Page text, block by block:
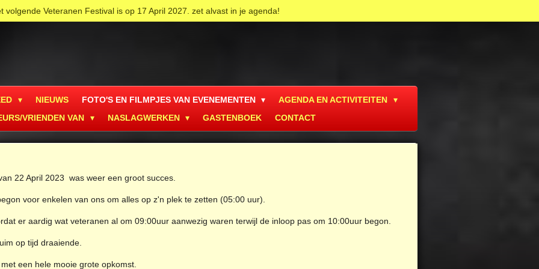
volgende Veteranen Festival is op 17 April 2027. zet alvast in je agenda!
NIEUWS FOTO'S EN FILMPJES VAN EVENEMENTEN
AGENDA EN ACTIVITEITEN
VRIENDEN VAN
NASLAGWERKEN GASTENBOEK CONTACT
22 April 2023 was weer een groot succes.
voor enkelen van ons om alles op z'n plek te zetten (05:00 uur).
er aardig wat veteranen al om 09:00uur aanwezig waren terwijl de inloop pas om 10:00uur begon.
op tijd draaiende.
een hele mooie grote opkomst.